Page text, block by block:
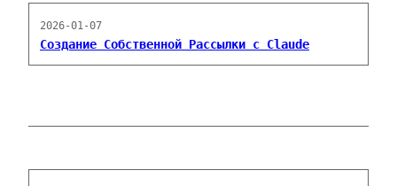
2026-01-07
Создание Собственной Рассылки с Claude